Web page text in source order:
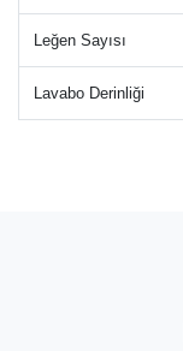
Leğen Sayısı
Lavabo Derinliği